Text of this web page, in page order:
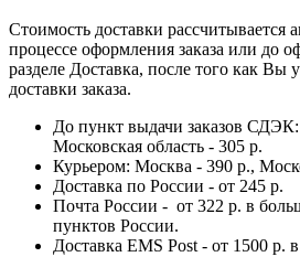
Стоимость доставки рассчитывается
процессе оформления заказа или до
разделе Доставка, после того как Вы
доставки заказа.
До пункт выдачи заказов
Московская область - 305 р.
Курьером: Москва - 390 р.,
Доставка по России - от 245 р.
Почта России - от 322 р. в
пунктов России.
Доставка EMS Post - от 1500 р.